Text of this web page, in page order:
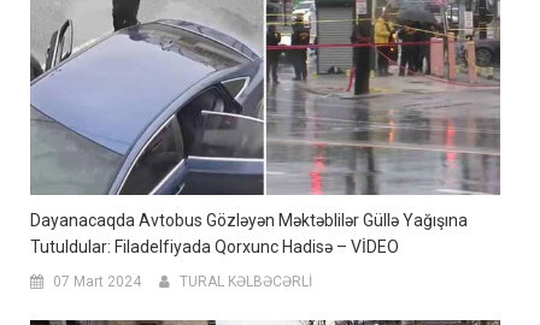
Dayanacaqda Avtobus Gözləyən Məktəblilər Güllə Yağışına
Tutuldular: Filadelfiyada Qorxunc Hadisə – VİDEO
07 Mart 2024 TURAL KƏLBƏCƏRLİ